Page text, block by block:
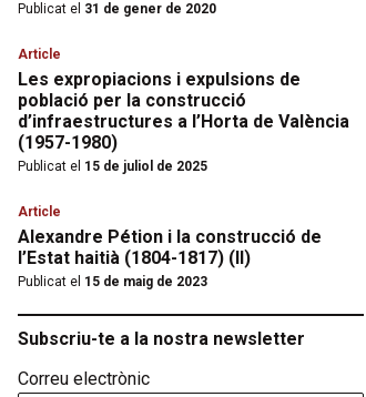
Publicat el 31 de gener de 2020
Article
Les expropiacions i expulsions de
població per la construcció
d’infraestructures a l’Horta de València
(1957-1980)
Publicat el 15 de juliol de 2025
Article
Alexandre Pétion i la construcció de
l’Estat haitià (1804-1817) (II)
Publicat el 15 de maig de 2023
Subscriu-te a la nostra newsletter
Correu electrònic